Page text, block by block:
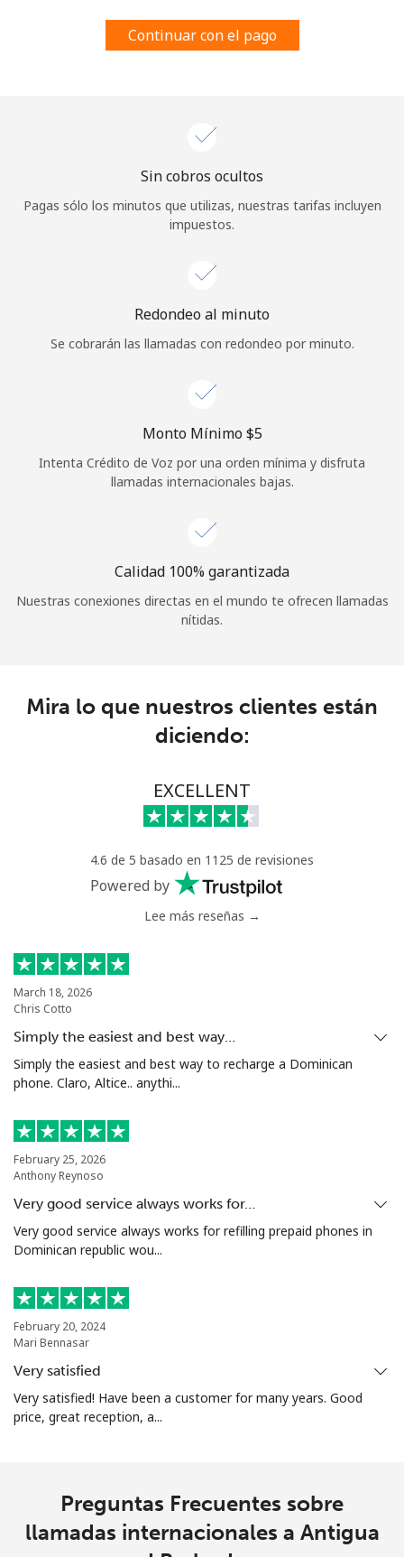
Únete
¡Hola!
Inicia sesión oREGÍSTRATE →
¿Olvidaste tu contraseña? →
Continuar con
Continuar con el pago
Sin cobros ocultos
Pagas sólo los minutos que utilizas, nuestras tarifas incluyen
impuestos.
Redondeo al minuto
Se cobrarán las llamadas con redondeo por minuto.
Monto Mínimo ⁦$5⁩
Intenta Crédito de Voz por una orden mínima y disfruta
llamadas internacionales bajas.
Calidad 100% garantizada
Nuestras conexiones directas en el mundo te ofrecen llamadas
nítidas.
Mira lo que nuestros clientes están
diciendo:
EXCELLENT
4.6 de 5 basado en 1125 de revisiones
Powered by
Lee más reseñas →
March 18, 2026
Chris Cotto
Simply the easiest and best way…
Simply the easiest and best way to recharge a Dominican
phone. Claro, Altice.. anythi...
February 25, 2026
Anthony Reynoso
Very good service always works for…
Very good service always works for refilling prepaid phones in
Dominican republic wou...
February 20, 2024
Mari Bennasar
Very satisfied
Very satisfied! Have been a customer for many years. Good
price, great reception, a...
Preguntas Frecuentes sobre
llamadas internacionales a Antigua